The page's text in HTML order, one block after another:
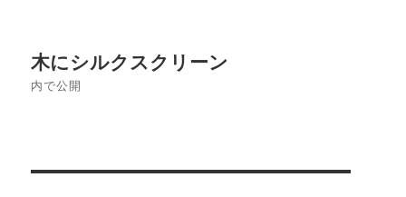
稿
ゲ
木にシルクスクリーン
内で公開